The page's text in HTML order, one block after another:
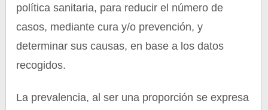
política sanitaria, para reducir el número de
casos, mediante cura y/o prevención, y
determinar sus causas, en base a los datos
recogidos.
La prevalencia, al ser una proporción se expresa